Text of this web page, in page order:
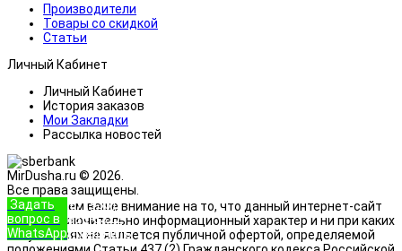
Производители
Товары со скидкой
Статьи
Личный Кабинет
Личный Кабинет
История заказов
Мои Закладки
Рассылка новостей
MirDusha.ru © 2026.
Все права защищены.
Обращаем ваше внимание на то, что данный интернет-сайт
носит исключительно информационный характер и ни при каких
условиях не является публичной офертой, определяемой
Задать
вопрос в
WhatsApp
+7 (933)
888-8322
Позвонить